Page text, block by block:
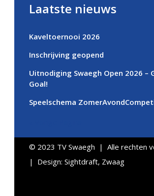
Laatste nieuws
Kaveltoernooi 2026
Inschrijving geopend
Uitnodiging Swaegh Open 2026 –
Goal!
Speelschema
© 2023 TV Swaegh | Alle rechten
| Design: Sightdraft, Zwaag